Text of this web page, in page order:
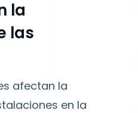
la
las
afectan la
en la